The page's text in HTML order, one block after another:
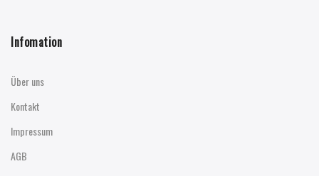
Infomation
Über uns
Kontakt
Impressum
AGB